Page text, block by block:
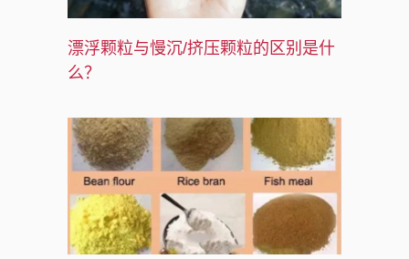
漂浮颗粒与慢沉/挤压颗粒的区别是什
么？